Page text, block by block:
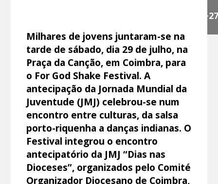
+27
Milhares de jovens juntaram-se na
tarde de sábado, dia 29 de julho, na
Praça da Canção, em Coimbra, para
o For God Shake Festival. A
antecipação da Jornada Mundial da
Juventude (JMJ) celebrou-se num
encontro entre culturas, da salsa
porto-riquenha a danças indianas. O
Festival integrou o encontro
antecipatório da JMJ “Dias nas
Dioceses”, organizados pelo Comité
Organizador Diocesano de Coimbra,